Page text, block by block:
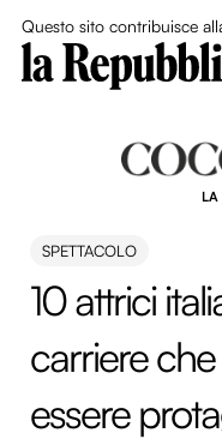
Questo sito contribuisce
LA
SPETTACOLO
10 attrici
carriere
essere